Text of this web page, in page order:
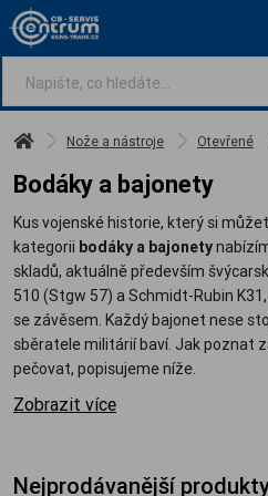
Nože a nástroje Otevřené
Bodáky a bajonety
Kus vojenské historie, který si
kategorii bodáky a bajonety
skladů, aktuálně především
510 (Stgw 57) a Schmidt-Rubin
se závěsem. Každý bajonet nese
sběratele militárií baví. Jak poznat
pečovat, popisujeme níže.
Zobrazit více
Nejprodávanější